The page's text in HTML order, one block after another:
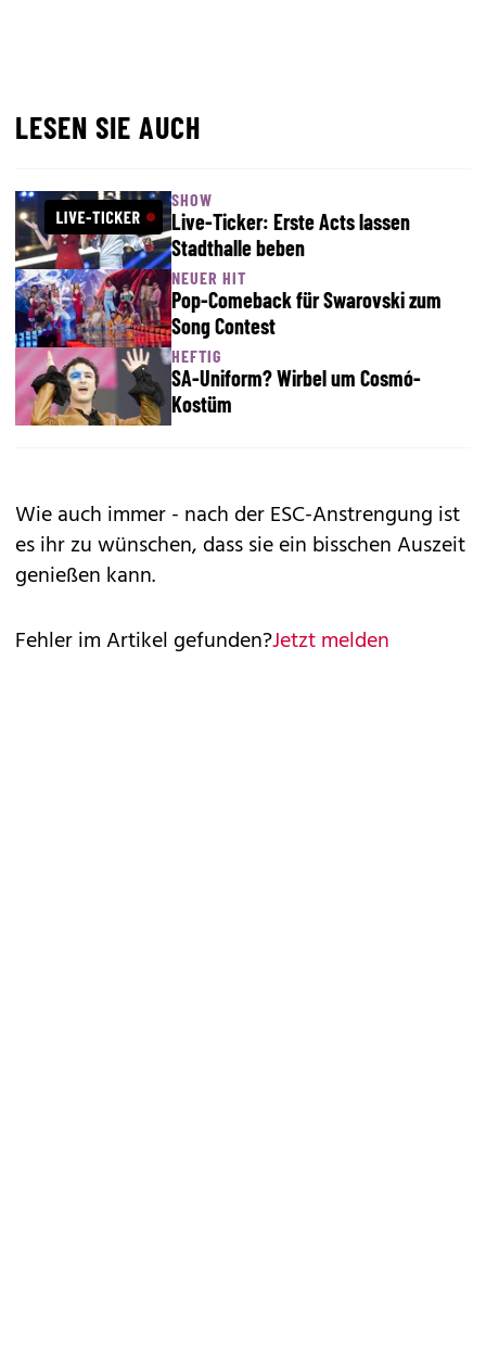
LESEN SIE AUCH
SHOW
Live-Ticker: Erste Acts lassen
Stadthalle beben
NEUER HIT
Pop-Comeback für Swarovski zum
Song Contest
HEFTIG
SA-Uniform? Wirbel um Cosmó-
Kostüm
Wie auch immer - nach der ESC-Anstrengung ist
es ihr zu wünschen, dass sie ein bisschen Auszeit
genießen kann.
Fehler im Artikel gefunden?Jetzt melden